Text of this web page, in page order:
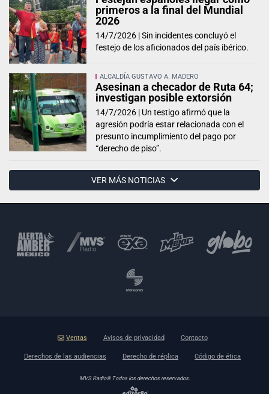
primeros a la final del Mundial
2026
14/7/2026 |Sin incidentes concluyó el
festejo de los aficionados del país ibérico.
ALCALDÍA GUSTAVO A. MADERO
Asesinan a checador de Ruta 64;
investigan posible extorsión
14/7/2026 | Un testigo afirmó que la
agresión podría estar relacionada con el
presunto incumplimiento del pago por
“derecho de piso”.
VER MÁS NOTICIAS
Ventas Avisos de privacidad Contacto
Derechos de las audiencias Derecho de réplica Código de ética
MVS Radio® Todos los derechos reservados.